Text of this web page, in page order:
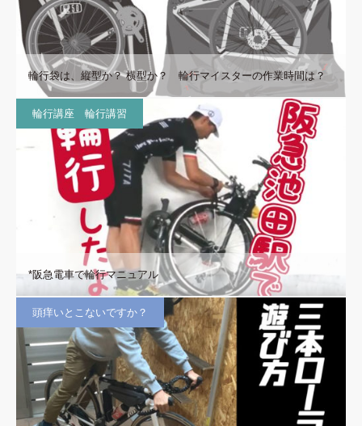
輪行袋は、縦型か？ 横型か？ 輪行マイスターの作業時間は？
輪行講座 輪行講習
*阪急電車で輪行マニュアル
頭痒いとこないですか？